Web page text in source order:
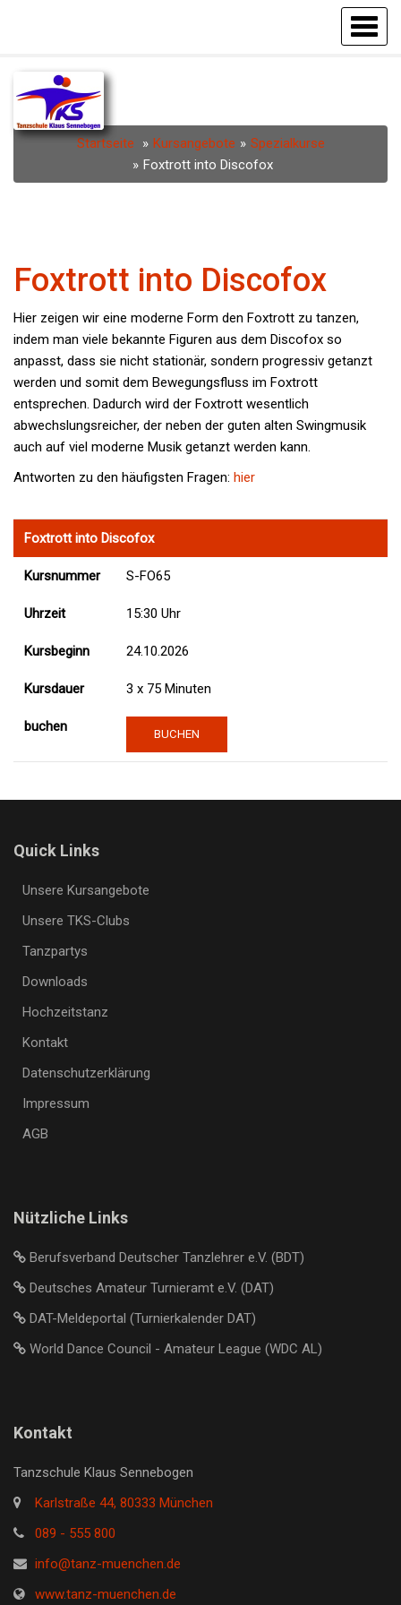
Startseite Kursangebote
Spezialkurse
Foxtrott into Discofox
Foxtrott into Discofox
Hier zeigen wir eine moderne Form den Foxtrott zu tanzen,
indem man viele bekannte Figuren aus dem Discofox so
anpasst, dass sie nicht stationär, sondern progressiv getanzt
werden und somit dem Bewegungsfluss im Foxtrott
entsprechen. Dadurch wird der Foxtrott wesentlich
abwechslungsreicher, der neben der guten alten Swingmusik
auch auf viel moderne Musik getanzt werden kann.
Antworten zu den häufigsten Fragen: hier
Quick Links
Unsere Kursangebote
Unsere TKS-Clubs
Tanzpartys
Downloads
Hochzeitstanz
Kontakt
Datenschutzerklärung
Impressum
AGB
Nützliche Links
Berufsverband Deutscher Tanzlehrer e.V. (BDT)
Deutsches Amateur Turnieramt e.V. (DAT)
DAT-Meldeportal (Turnierkalender DAT)
World Dance Council - Amateur League (WDC AL)
Kontakt
Tanzschule Klaus Sennebogen
Karlstraße 44, 80333 München
089 - 555 800
info@tanz-muenchen.de
www.tanz-muenchen.de